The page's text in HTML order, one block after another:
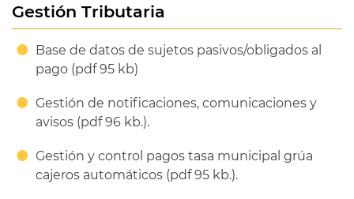
Gestión Tributaria
Base de datos de sujetos pasivos/obligados al
pago (pdf 95 kb)
Gestión de notificaciones, comunicaciones y
avisos (pdf 96 kb.).
Gestión y control pagos tasa municipal grúa
cajeros automáticos (pdf 95 kb.).